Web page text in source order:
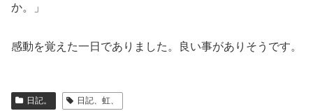
か。」
感動を覚えた一日でありました。良い事がありそうです。
日記。 日記、虹、